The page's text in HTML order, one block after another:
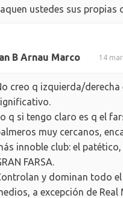
ustedes sus propias
B Arnau Marco 14
creo q izquierda/derecha
q si tengo claro es q el
muy cercanos,
innoble club: el
FARSA.
y dominan todo
a excepción de Real